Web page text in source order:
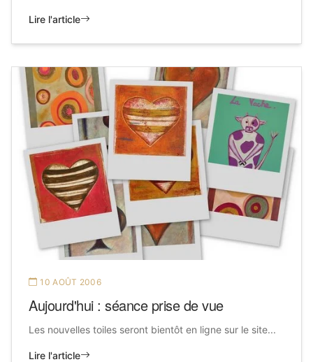
Lire l'article
10 AOÛT 2006
Aujourd'hui : séance prise de vue
Les nouvelles toiles seront bientôt en ligne sur le site...
Lire l'article